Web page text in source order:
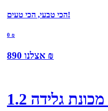
הכי טבעי, הכי טעים!
0 ₪
אצלנו 890 ₪